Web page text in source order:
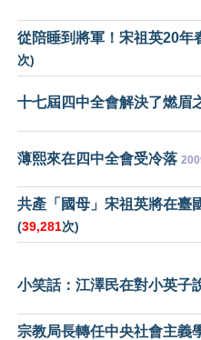
從陪睡到將軍！宋祖英20年
次)
十七屆四中全會解決了燃眉
薄熙來在四中全會受冷落
共產「國母」宋祖英將在臺
(39,281次)
小笑話：江澤民在對小英子
宗教局長轉任中央社會主義